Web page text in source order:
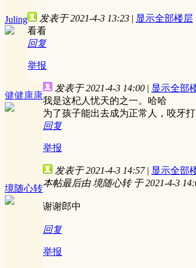
Juling 发表于 2021-4-3 13:23 | 显示全部楼层
看看
回复
举报
健健康康
发表于 2021-4-3 14:00 | 显示全部
我是这杞人忧天的之一。哈哈
为了孩子能出去成为正常人，咬牙
回复
举报
境随心转
发表于 2021-4-3 14:57 | 显示全部
本帖最后由 境随心转 于 2021-4-3
谢谢郎中
回复
举报